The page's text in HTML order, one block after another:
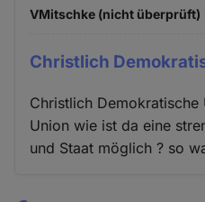
VMitschke (nicht überprüft)
Christlich
Christlich
Union wie ist da eine
und Staat möglich ? so